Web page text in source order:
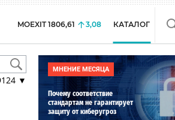
MOEXIT 1806,61 3,08 КАТАЛОГ
▼
МНЕНИЕ МЕСЯЦА
Почему соответствие
стандартам не гарантирует
защиту от киберугроз